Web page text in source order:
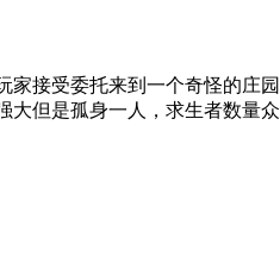
接受委托来到一个奇怪的庄
但是孤身一人，求生者数量